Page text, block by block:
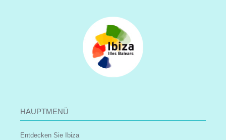
HAUPTMENÜ
Entdecken Sie Ibiza